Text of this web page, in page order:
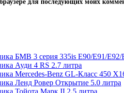
для последующих моих
БМВ 3 серия 335is E90/E91/E92/
Ауди 4 RS 2.7 литра
Mercedes-Benz GL-Класс 450
Ленд Ровер Открытие 5.0 литра
Тойота Марк II 2.5 литра